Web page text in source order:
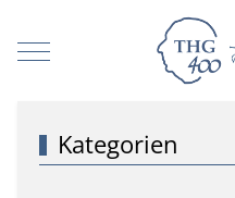
Mobile Menu Toggle
Kategorien